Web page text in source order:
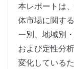
本レポートは
体市場に関す
ー別、地域別
および定性分
変化している